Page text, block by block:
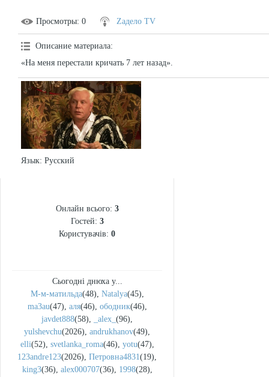
Просмотры: 0 Zадело TV
Описание материала:
«На меня перестали кричать 7 лет назад».
Язык: Русский
Онлайн всього: 3
Гостей: 3
Користувачів: 0
Сьогодні днюха у...
М-м-матильда(48), Natalya(45),
ma3au(47), аля(46), ободник(46),
javdet888(58), _alex_ (96),
yulshevchu(2026), andrukhanov(49),
elli(52), svetlanka_roma(46), yotu(47),
123andre123(2026), Петровна4831(19),
king3(36), alex000707(36), 1998(28),